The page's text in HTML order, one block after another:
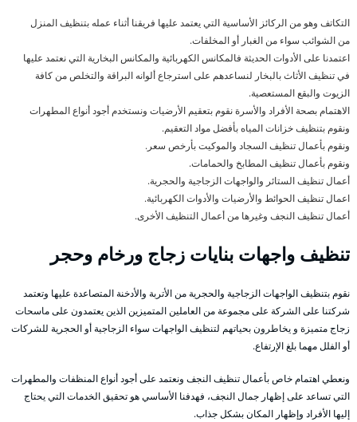
التكاتف وهو من الركائز الأساسية التي يعتمد عليها فريقنا أثناء عمله بتنظيف المنزل
من الشوائب سواء من الغبار أو المخلفات.
اعتمدنا على الأدوات الحديثة فالمكانس الكهربائية والمكانس البخارية التي نعتمد عليها
في تنظيف الأثاث بالبخار لنساعدهم على استرجاع ألوانه البراقة والتخلص من كافة
الزيوت والبقع المستعصية.
الاهتمام بصحة الأفراد والأسرة نقوم بتعقيم الأرضيات ونستخدم أجود أنواع المطهرات
ونقوم بتنظيف خزانات المياه بأفضل مواد التعقيم.
ونقوم بأعمال تنظيف السجاد والموكيت بأرخص سعر.
ونقوم بأعمال تنظيف المطابخ والحمامات.
أعمال تنظيف الستائر والواجهات الزجاجية والحجرية.
اعمال تنظيف الحوائط والأرضيات والأدوات الكهربائية.
أعمال تنظيف النجف وغيرها من أعمال التنظيف الأخرى.
تنظيف واجهات بنايات زجاج ورخام وحجر
نقوم بتنظيف الواجهات الزجاجية والحجرية من الأتربة والأدخنة المتصاعدة عليها وتعتمد
شركتنا على الشركة على مجموعة من العاملين المتميزين الذين يعتمدون على ماسحات
زجاج متميزة و يخاطرون بحياتهم لتنظيف الواجهات سواء الزجاجية أو الحجرية للشركات
أو الفلل مهما بلغ الإرتفاع.
ونعطي اهتمام خاص بأعمال تنظيف النجف ونعتمد على أجود أنواع المنظفات والمطهرات
التي تساعد على إظهار جمال النجف، فهدفنا الأساسي هو تحقيق الخدمات التي يحتاج
إليها الأفراد وإظهار المكان بشكل جذاب.